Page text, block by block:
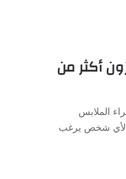
أكثر من
الملابس
لأي شخص يرغب